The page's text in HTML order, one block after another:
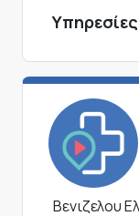
Υπηρεσίες
Βενιζελου